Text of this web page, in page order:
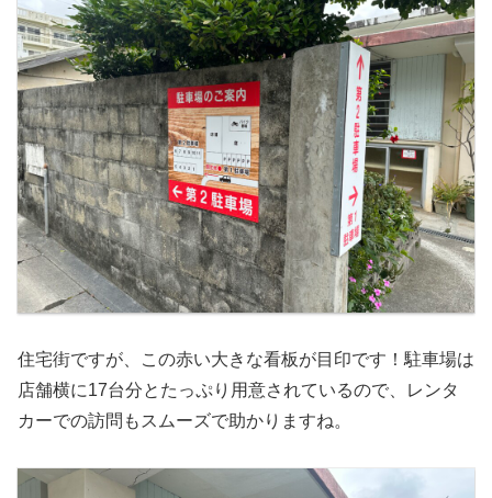
住宅街ですが、この赤い大きな看板が目印です！駐車場は
店舗横に17台分とたっぷり用意されているので、レンタ
カーでの訪問もスムーズで助かりますね。